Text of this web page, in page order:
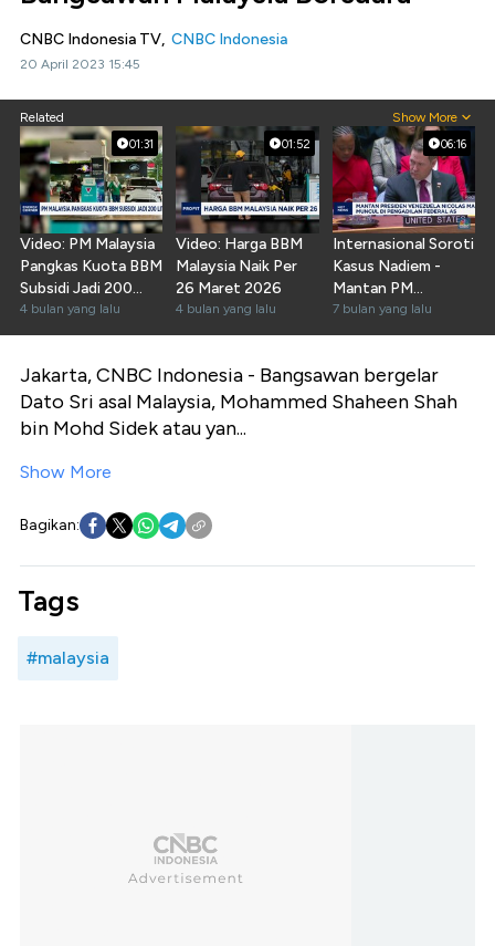
CNBC Indonesia TV, CNBC Indonesia
20 April 2023 15:45
Related Show More
01:31
Video: PM Malaysia
Pangkas Kuota BBM
Subsidi Jadi 200
Liter per Bulan
4 bulan yang lalu
01:52
Video: Harga BBM
Malaysia Naik Per
26 Maret 2026
4 bulan yang lalu
06:16
Internasional Soroti
Kasus Nadiem -
Mantan PM
Malaysia Dilarikan ke
RS
7 bulan yang lalu
Jakarta, CNBC Indonesia - Bangsawan bergelar
Dato Sri asal Malaysia, Mohammed Shaheen Shah
bin Mohd Sidek atau yan...
Show More
Bagikan:
Tags
#malaysia